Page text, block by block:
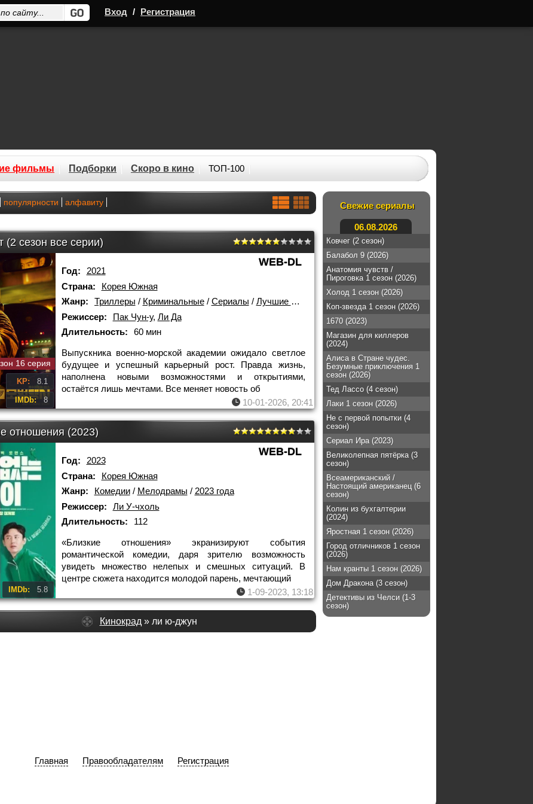
Вход / Регистрация
популярности алфавиту
(2 сезон все серии)
16 серия
KP: 8.1
IMDb: 8
WEB-DL
Год:
2021
Страна:
Корея Южная
Жанр:
Триллеры / Криминальные/ Сериалы / Лучшие фильмы!
Режиссер:
Пак Чун-у, Ли Да
Длительность:
60 мин
Выпускника военно-морской академии ожидало светлое
будущее и успешный карьерный рост. Правда жизнь,
наполнена новыми возможностями и открытиями,
остаётся лишь мечтами. Все меняет новость об
10-01-2026, 20:41
отношения (2023)
IMDb: 5.8
WEB-DL
Год:
2023
Страна:
Корея Южная
Жанр:
Комедии/ Мелодрамы / 2023 года
Режиссер:
Ли У-чхоль
Длительность:
112
«Близкие отношения» экранизируют события
романтической комедии, даря зрителю возможность
увидеть множество нелепых и смешных ситуаций. В
центре сюжета находится молодой парень, мечтающий
1-09-2023, 13:18
Кинокрад » ли ю-джун
Свежие сериалы
06.08.2026
Ковчег (2 сезон)
Балабол 9 (2026)
Анатомия чувств /
Пироговка 1 сезон (2026)
Холод 1 сезон (2026)
Коп-звезда 1 сезон (2026)
1670 (2023)
Магазин для киллеров
(2024)
Алиса в Стране чудес.
Безумные приключения 1
сезон (2026)
Тед Лассо (4 сезон)
Лаки 1 сезон (2026)
Не с первой попытки (4
сезон)
Сериал Ира (2023)
Великолепная пятёрка (3
сезон)
Всеамериканский /
Настоящий американец (6
сезон)
Колин из бухгалтерии
(2024)
Яростная 1 сезон (2026)
Город отличников 1 сезон
(2026)
Нам кранты 1 сезон (2026)
Дом Дракона (3 сезон)
Детективы из Челси (1-3
сезон)
фильмы Подборки Скоро в кино ТОП-100
Главная Правообладателям Регистрация